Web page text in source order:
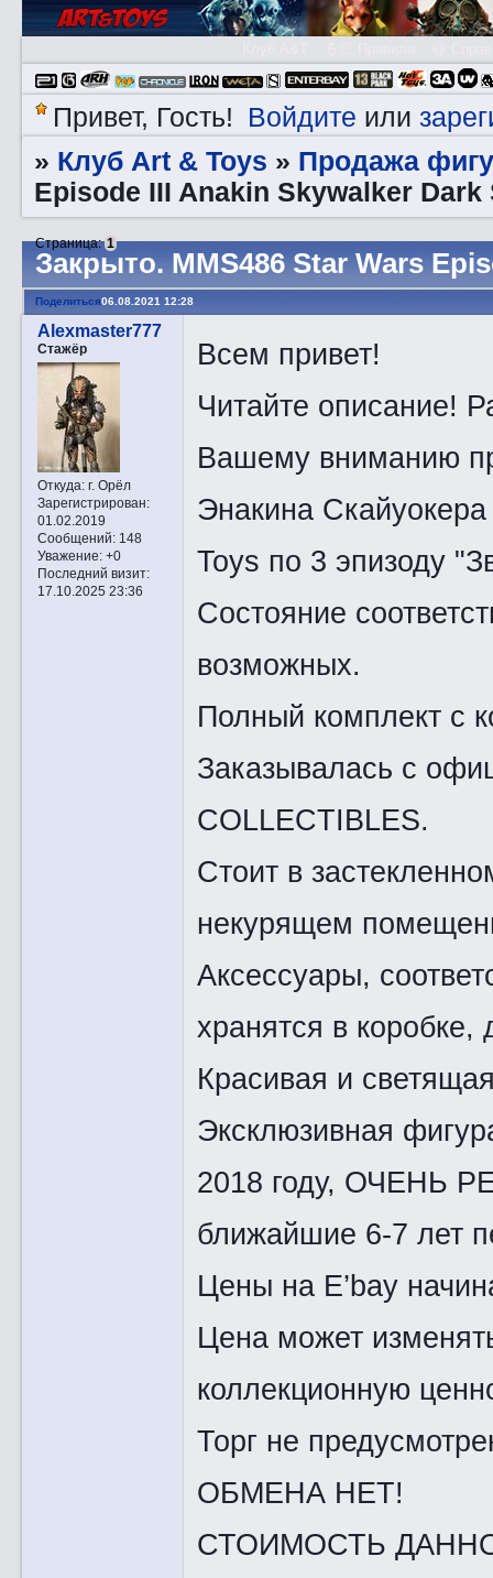
Привет, Гость! Войдите или
» Клуб Art & Toys » Продажа
Episode III Anakin Skywalker Dark
Закрытo. MMS486 Star Wars
Страница:1
Поделиться06.08.2021 12:28
Alexmaster777
Стажёр
Откуда:г. Орёл
Зарегистрирован:
01.02.2019
Сообщений:148
Уважение: +0
Последний визит:
17.10.2025 23:36
Всем привет!
Читайте описание!
Вашему вниманию
Энакина
Toys по 3 эпизоду
Состояние
возможных.
Полный комплект с
Заказывалась с
COLLECTIBLES.
Стоит в
некурящем
Аксессуары,
хранятся в коробке,
Красивая и
Эксклюзивная
2018 году, ОЧЕНЬ
ближайшие 6-7 лет
Цены на E’bay
Цена может
коллекционную
Торг не
ОБМЕНА НЕТ!
СТОИМОСТЬ